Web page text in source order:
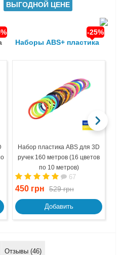
ВЫГОДНОЙ ЦЕНЕ
Наборы ABS+ пластика
-25%
Набор пластика ABS для 3D
ручек 160 метров (16 цветов
по 10 метров)
67
450 грн 529 грн
Добавить
Отзывы (46)